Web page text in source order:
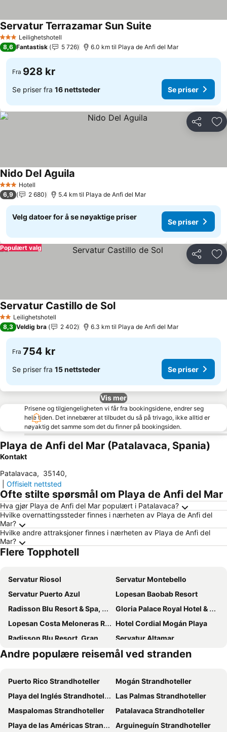
3 StjernerLeilighetshotell
Servatur Terrazamar Sun Suite
8,6 Fantastisk 5 726 6.0 km til Playa de Anfi del Mar
Fra 928 kr
Se priser fra 16 nettsteder Se priser
Del
3 StjernerHotell
Nido Del Aguila
6,9 2 680 5.4 km til Playa de Anfi del Mar
Velg datoer for å se nøyaktige priser
Se priser
Del
Populært valg
2 StjernerLeilighetshotell
Servatur Castillo de Sol
8,3 Veldig bra 2 402 6.3 km til Playa de Anfi del Mar
Fra 754 kr
Se priser fra 15 nettsteder Se priser
Vis mer
Prisene og tilgjengeligheten vi får fra bookingsidene, endrer seg
hele tiden. Det innebærer at tilbudet du så på trivago, ikke alltid er
nøyaktig det samme som det du finner på bookingsiden.
Playa de Anfi del Mar (Patalavaca, Spania)
Kontakt
Patalavaca, 35140,
Offisielt nettsted
Ofte stilte spørsmål om Playa de Anfi del Mar
Hva gjør Playa de Anfi del Mar populært i Patalavaca?
Hvilke overnattingssteder finnes i nærheten av Playa de Anfi del
Mar?
Hvilke andre attraksjoner finnes i nærheten av Playa de Anfi del
Mar?
Flere Topphotell
Servatur Riosol
Servatur Montebello
Servatur Puerto Azul
Lopesan Baobab Resort
Radisson Blu Resort & Spa, Gran Canaria Mogan
Gloria Palace Royal Hotel & Spa
Lopesan Costa Meloneras Resort & SPA
Hotel Cordial Mogán Playa
Radisson Blu Resort, Gran Canaria
Servatur Altamar
Servatur Waikiki
LIVVO Monte Carrera Holiday Homes
Servatur Casablanca Suites & Spa
Palm Oasis Maspalomas
Servatur Don Miguel - Adults Only
Sholeo Lodges Maspalomas
Hotel Riviera Vista
Princess Taurito
Servatur Altamadores
Mogan Princess & Beach Club
Andre populære reisemål ved stranden
Puerto Rico Strandhoteller
Mogán Strandhoteller
Playa del Inglés Strandhoteller
Las Palmas Strandhoteller
Maspalomas Strandhoteller
Patalavaca Strandhoteller
Playa de las Américas Strandhoteller
Arguineguín Strandhoteller